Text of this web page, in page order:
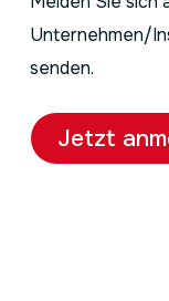
Unternehmen/
senden.
Jetzt